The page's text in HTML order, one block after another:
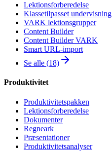
Lektionsforberedelse
Klassetilpasset undervisning
VARK lektionsgrupper
Content Builder
Content Builder VARK
Smart URL-import
Se alle (18)
Produktivitet
Produktivitetspakken
Lektionsforberedelse
Dokumenter
Regneark
Præsentationer
Produktivitetsanalyser